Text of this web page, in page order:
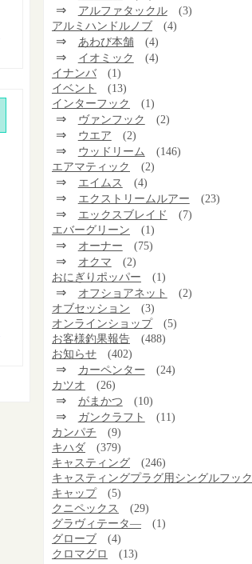
⇒ アルファタックル
(3)
アルミハンドルノブ
(4)
⇒ あわび本舗 (4)
⇒ イオミック
(4)
イナンバ
(1)
イベント
(13)
インターフック
(1)
⇒ ヴァンフック (2)
⇒ ウエア (2)
⇒ ウッドリーム
(146)
エアマティック
(2)
⇒ エイムス (4)
⇒ エクストリームルアー (23)
⇒ エックスブレイド
(7)
エバーグリーン
(1)
⇒ オーナー (75)
⇒ オクマ
(2)
おにぎりポッパー
(1)
⇒ オフショアネット
(2)
オブセッション
(3)
オンラインショップ
(5)
お客様釣果報告
(488)
お知らせ
(402)
⇒ カーペンター
(24)
カツオ
(26)
⇒ がまかつ (10)
⇒ ガンクラフト
(11)
カンパチ
(9)
キハダ
(379)
キャスティング
(246)
キャスティングプラグ用シングルフック
キャップ
(5)
クニペックス
(29)
グラヴィテータ―
(1)
グローブ
(4)
クロマグロ
(13)